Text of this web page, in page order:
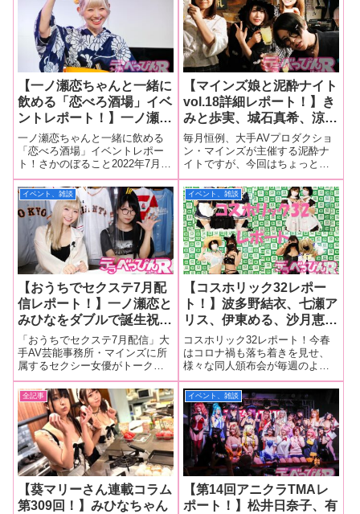
【一ノ瀬恋ちゃんと一緒に
飲める「恋べろ酒場」イベ
ントレポート！】一ノ瀬恋
の新たな冠イベントが開
始！ マル秘トーク、ゲー
ム、プレゼント抽選会と初
回から内容盛りだくさん！
一ノ瀬恋ちゃんと一緒に飲める
「恋べろ酒場」イベントレポー
ト！さかのぼること2022年7月、
「スナック恋」イベントを開催
した一ノ瀬恋ちゃん。その後、
不定期ながら2回ほど開催されま
したが、このたび「スナック」
から「せんべろ」へと移転
（笑）。新た
【マインズ娘と泥酔ナイト
vol.18詳細レポート！】き
みと歩実、城石真希、涼海
みさ、武藤つぐみ、一ノ瀬
恋、瀬乃ひなた、吉岡沙
華、北乃みれい、涼宮まし
ろ、あけみみう、熊野あゆ
と11人ものマインズ娘と
泥酔！ イベント設立者の
マネージャーと惜別の乾
杯！
毎月恒例、大手AVプロダクショ
ン・マインズが主催する泥酔ナ
イトですが、今回はちょっと特
別なゲスト（？）が飛び入り参
加しハチャメチャの大盛り上が
り！ 泥酔ナイト史上最高の回
となりました！6月25日、新宿に
あるネイキッドロフトで行われ
た「マイン
イベント、雑談
【おうちでセクステ7月配
信レポート！】一ノ瀬恋と
みひなをダブルで誕生祝
い！ ケーキ、シャンパン
などを振る舞われご機嫌状
態に！ 酔った勢いで面白
エロトークも披露！
「おうちでセクステ7月配信」大
手AV芸能事務所・マインズに所
属するセクシー女優がトークや
ゲームでファンを魅了するイベ
ント「セクステ」のオンライン
版「おうちでセクステ7月配信」
が7月9日に開催され、一ノ瀬恋
ちゃんとみひなちゃんがゲスト
で登場し
イベント、雑談
【コスホリック32レポー
ト！】波多野結衣、七瀬ア
リス、伊東める、沙月恵
奈、もなみ鈴、東條なつ、
姫咲はな、岬あずさ、朝日
りん、早見なな、若宮穂
乃、佳苗るか、愛須みの
ん、ひなちゆん、真中つぐ
などがオールジャンル同人
誌即売会・コスプレイベン
トに参加！
コスホリック32レポート！今春
はコロナ禍も落ち着きを見せ、
様々な同人頒布会が毎週のよう
に行われていますが、その中で
も最大規模を誇るオールジャン
ル同人誌即売会＆コスプレイベ
ントの「コスホリック32」が5月
1日、都内で開催され大盛況でし
た！この
全記事
【葵マリーさん連載コラム
第309回！】みひなちゃん
イベント、雑談
【第14回アニクラTMAレ
ポート！】松井日奈子、有